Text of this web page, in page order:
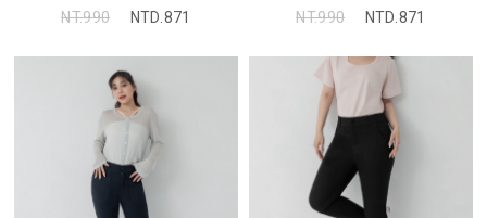
NT.990
NTD.871
NT.990
NTD.871